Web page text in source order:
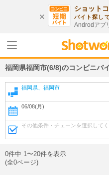
ショット
バイト探し
Androdアプ
福岡県福岡市(6/8)のコンビニバ
福岡県、福岡市
06/08(月)
その他条件・チェーンを選択して
0件中 1〜20件を表示
(全0ページ)